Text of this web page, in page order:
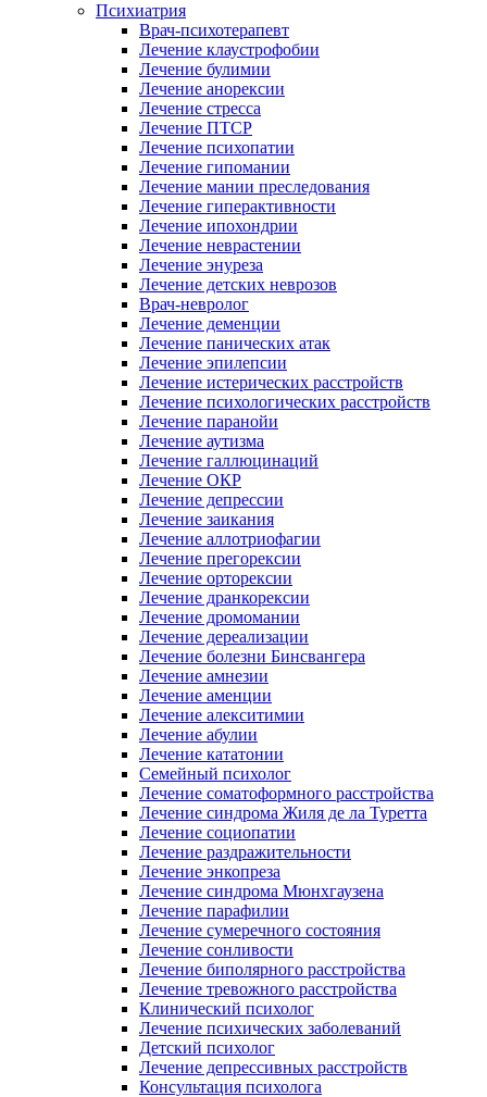
Психиатрия
Врач-психотерапевт
Лечение клаустрофобии
Лечение булимии
Лечение анорексии
Лечение стресса
Лечение ПТСР
Лечение психопатии
Лечение гипомании
Лечение мании преследования
Лечение гиперактивности
Лечение ипохондрии
Лечение неврастении
Лечение энуреза
Лечение детских неврозов
Врач-невролог
Лечение деменции
Лечение панических атак
Лечение эпилепсии
Лечение истерических расстройств
Лечение психологических расстройств
Лечение паранойи
Лечение аутизма
Лечение галлюцинаций
Лечение ОКР
Лечение депрессии
Лечение заикания
Лечение аллотриофагии
Лечение прегорексии
Лечение орторексии
Лечение дранкорексии
Лечение дромомании
Лечение дереализации
Лечение болезни Бинсвангера
Лечение амнезии
Лечение аменции
Лечение алекситимии
Лечение абулии
Лечение кататонии
Семейный психолог
Лечение соматоформного расстройства
Лечение синдрома Жиля де ла Туретта
Лечение социопатии
Лечение раздражительности
Лечение энкопреза
Лечение синдрома Мюнхгаузена
Лечение парафилии
Лечение сумеречного состояния
Лечение сонливости
Лечение биполярного расстройства
Лечение тревожного расстройства
Клинический психолог
Лечение психических заболеваний
Детский психолог
Лечение депрессивных расстройств
Консультация психолога